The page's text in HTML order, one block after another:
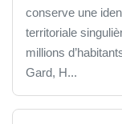
conserve une
territoriale
millions
Gard, H...